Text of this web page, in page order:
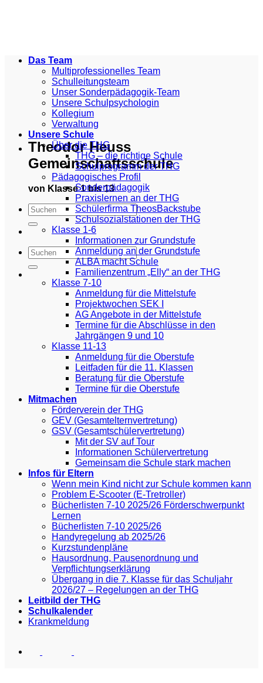
Theodor Heuss
Gemeinschaftsschule
von Klasse 1 bis 13
Das Team
Multiprofessionelles Team
Schulleitungsteam
Unser Sonderpädagogik-Team
Unsere Schulpsychologin
Kollegium
Verwaltung
Unsere Schule
Über die THG
THG – die richtige Schule
Schulprogramm der THG
Pädagogisches Profil
Sonderpädagogik
Praxislernen an der THG
Schülerfirma TheosBackstube
Schulsozialstationen der THG
Klasse 1-6
Informationen zur Grundstufe
Anmeldung an der Grundstufe
ALBA macht Schule
Familienzentrum „Elly“ an der THG
Klasse 7-10
Anmeldung für die Mittelstufe
Projektwochen SEK I
AG Angebote in der Mittelstufe
Termine für die Abschlüsse in den
Jahrgängen 9 und 10
Klasse 11-13
Anmeldung für die Oberstufe
Leitfaden für die 11. Klassen
Beratung für die Oberstufe
Termine für die Oberstufe
Mitmachen
Förderverein der THG
GEV (Gesamtelternvertretung)
GSV (Gesamtschülervertretung)
Mit der SV auf Tour
Informationen Schülervertretung
Gemeinsam die Schule stark machen
Infos für Eltern
Wenn mein Kind nicht zur Schule kommen kann
Problem E-Scooter (E-Tretroller)
Bücherlisten 7-10 2025/26 Förderschwerpunkt
Lernen
Bücherlisten 7-10 2025/26
Handyregelung ab 2025/26
Kurzstundenpläne
Hausordnung, Pausenordnung und
Verpflichtungserklärung
Übergang in die 7. Klasse für das Schuljahr
2026/27 – Regelungen an der THG
Leitbild der THG
Schulkalender
Krankmeldung